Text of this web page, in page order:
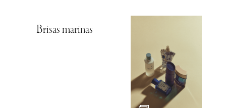
Brisas marinas